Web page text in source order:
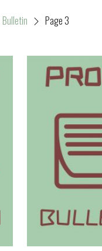
Bulletin Page 3